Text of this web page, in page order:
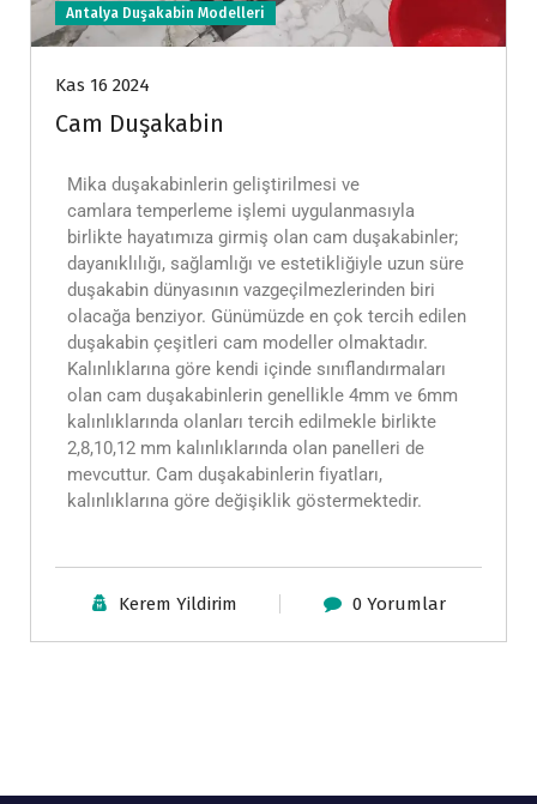
Antalya Duşakabin Modelleri
Kas 16 2024
Cam Duşakabin
Mika duşakabinlerin geliştirilmesi ve
camlara temperleme işlemi uygulanmasıyla
birlikte hayatımıza girmiş olan cam duşakabinler;
dayanıklılığı, sağlamlığı ve estetikliğiyle uzun süre
duşakabin dünyasının vazgeçilmezlerinden biri
olacağa benziyor. Günümüzde en çok tercih edilen
duşakabin çeşitleri cam modeller olmaktadır.
Kalınlıklarına göre kendi içinde sınıflandırmaları
olan cam duşakabinlerin genellikle 4mm ve 6mm
kalınlıklarında olanları tercih edilmekle birlikte
2,8,10,12 mm kalınlıklarında olan panelleri de
mevcuttur. Cam duşakabinlerin fiyatları,
kalınlıklarına göre değişiklik göstermektedir.
Kerem Yildirim 0 Yorumlar